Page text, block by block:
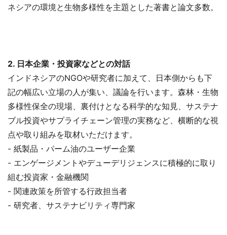
ネシアの環境と生物多様性を主題とした著書と論文多数。
2. 日本企業・投資家などとの対話
インドネシアのNGOや研究者に加えて、日本側からも下
記の幅広い立場の人が集い、議論を行います。森林・生物
多様性保全の現場、裏付けとなる科学的な知見、サステナ
ブル投資やサプライチェーン管理の実務など、横断的な視
点や取り組みを取材いただけます。
- 紙製品・パーム油のユーザー企業
- エンゲージメントやデューデリジェンスに積極的に取り
組む投資家・金融機関
- 関連政策を所管する行政担当者
- 研究者、サステナビリティ専門家